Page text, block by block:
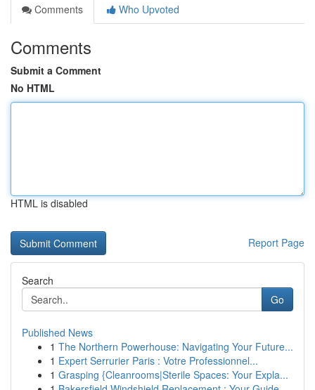
Comments
Who Upvoted
Comments
Submit a Comment
No HTML
HTML is disabled
Report Page
Search
Go
Published News
1 The Northern Powerhouse: Navigating Your Future...
1 Expert Serrurier Paris : Votre Professionnel...
1 Grasping {Cleanrooms|Sterile Spaces: Your Expla...